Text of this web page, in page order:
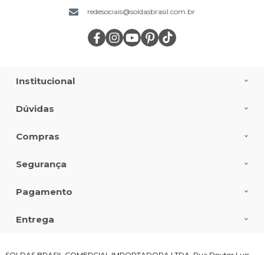
redesociais@soldasbrasil.com.br
Institucional
Dúvidas
Compras
Segurança
Pagamento
Entrega